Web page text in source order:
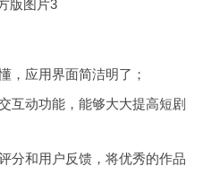
，应用界面简洁明了；
互动功能，能够大大提高短剧
分和用户反馈，将优秀的作品